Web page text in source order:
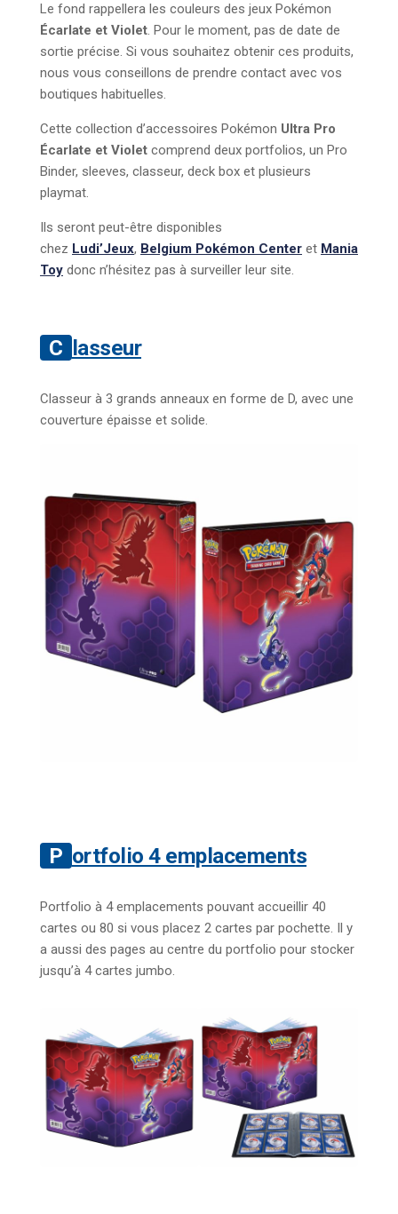
Le fond rappellera les couleurs des jeux Pokémon
Écarlate et Violet. Pour le moment, pas de date de
sortie précise. Si vous souhaitez obtenir ces produits,
nous vous conseillons de prendre contact avec vos
boutiques habituelles.
Cette collection d’accessoires Pokémon Ultra Pro
Écarlate et Violet comprend deux portfolios, un Pro
Binder, sleeves, classeur, deck box et plusieurs
playmat.
Ils seront peut-être disponibles
chez Ludi’Jeux, Belgium Pokémon Center et Mania
Toy donc n’hésitez pas à surveiller leur site.
Classeur
Classeur à 3 grands anneaux en forme de D, avec une
couverture épaisse et solide.
Portfolio 4 emplacements
Portfolio à 4 emplacements pouvant accueillir 40
cartes ou 80 si vous placez 2 cartes par pochette. Il y
a aussi des pages au centre du portfolio pour stocker
jusqu’à 4 cartes jumbo.